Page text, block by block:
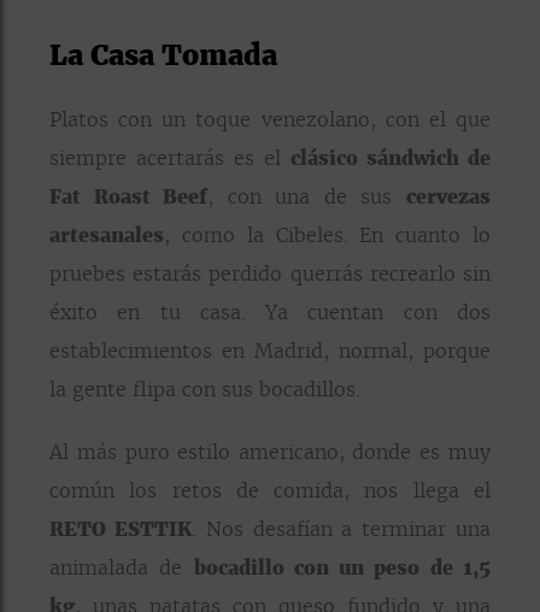
La Casa Tomada
Platos con un toque venezolano, con el que
siempre acertarás es el clásico sándwich de
Fat Roast Beef, con una de sus cervezas
artesanales, como la Cibeles. En cuanto lo
pruebes estarás perdido querrás recrearlo sin
éxito en tu casa. Ya cuentan con dos
establecimientos en Madrid, normal, porque
la gente flipa con sus bocadillos.
Al más puro estilo americano, donde es muy
común los retos de comida, nos llega el
RETO ESTTIK. Nos desafían a terminar una
animalada de bocadillo con un peso de 1,5
kg, unas patatas con queso fundido y una